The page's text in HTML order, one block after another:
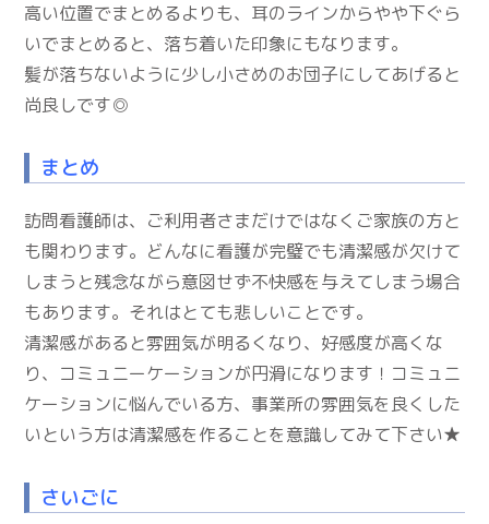
高い位置でまとめるよりも、耳のラインからやや下ぐら
いでまとめると、落ち着いた印象にもなります。
髪が落ちないように少し小さめのお団子にしてあげると
尚良しです◎
まとめ
訪問看護師は、ご利用者さまだけではなくご家族の方と
も関わります。どんなに看護が完璧でも清潔感が欠けて
しまうと残念ながら意図せず不快感を与えてしまう場合
もあります。それはとても悲しいことです。
清潔感があると雰囲気が明るくなり、好感度が高くな
り、コミュニーケーションが円滑になります！コミュニ
ケーションに悩んでいる方、事業所の雰囲気を良くした
いという方は清潔感を作ることを意識してみて下さい★
さいごに